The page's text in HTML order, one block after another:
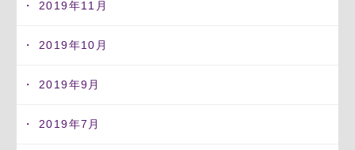
2019年11月
2019年10月
2019年9月
2019年7月